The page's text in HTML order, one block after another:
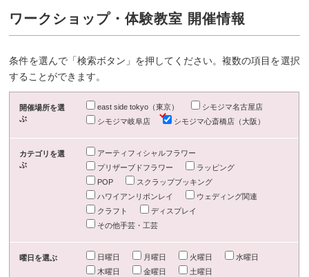
ワークショップ・体験教室 開催情報
条件を選んで「検索ボタン」を押してください。複数の項目を選択
することができます。
開催場所を選
ぶ
east side tokyo（東京）
シモジマ名古屋店
シモジマ岐阜店
シモジマ心斎橋店（大阪）
カテゴリを選
ぶ
アーティフィシャルフラワー
プリザーブドフラワー
ラッピング
POP
スクラップブッキング
ハワイアンリボンレイ
ウェディング関連
クラフト
ディスプレイ
その他手芸・工芸
曜日を選ぶ 日曜日 月曜日 火曜日
水曜日
木曜日
金曜日 土曜日